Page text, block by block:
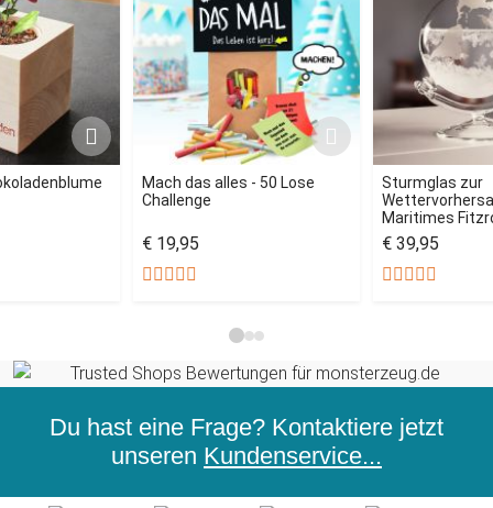
Mach das alles - 50 Lose
Challenge
€ 19,95
Sturmglas zur
Maritimes
€ 39,95
Du hast eine Frage? Kontaktiere jetzt
unseren Kundenservice...